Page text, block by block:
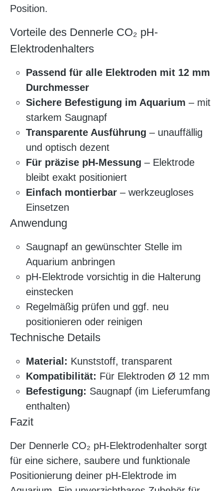
Position.
Vorteile des Dennerle CO₂ pH-
Elektrodenhalters
Passend für alle Elektroden mit 12 mm
Durchmesser
Sichere Befestigung im Aquarium – mit
starkem Saugnapf
Transparente Ausführung – unauffällig
und optisch dezent
Für präzise pH-Messung – Elektrode
bleibt exakt positioniert
Einfach montierbar – werkzeugloses
Einsetzen
Anwendung
Saugnapf an gewünschter Stelle im
Aquarium anbringen
pH-Elektrode vorsichtig in die Halterung
einstecken
Regelmäßig prüfen und ggf. neu
positionieren oder reinigen
Technische Details
Material: Kunststoff, transparent
Kompatibilität: Für Elektroden Ø 12 mm
Befestigung: Saugnapf (im Lieferumfang
enthalten)
Fazit
Der Dennerle CO₂ pH-Elektrodenhalter sorgt
für eine sichere, saubere und funktionale
Positionierung deiner pH-Elektrode im